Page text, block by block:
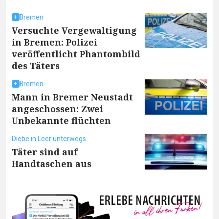
Bremen
Versuchte Vergewaltigung
in Bremen: Polizei
veröffentlicht Phantombild
des Täters
Bremen
Mann in Bremer Neustadt
angeschossen: Zwei
Unbekannte flüchten
Diebe in Leer unterwegs
Täter sind auf
Handtaschen aus